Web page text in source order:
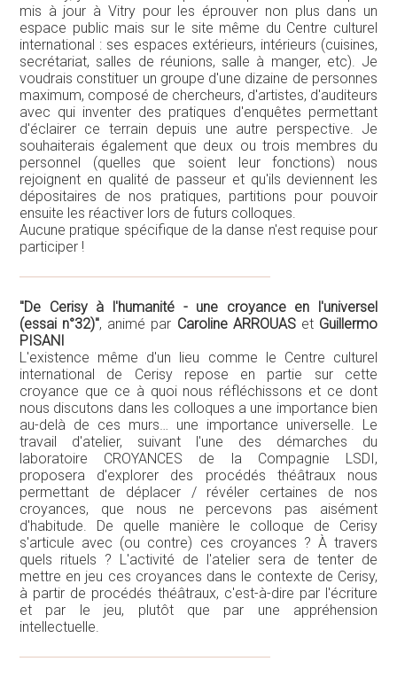
mis à jour à Vitry pour les éprouver non plus dans un
espace public mais sur le site même du Centre culturel
international : ses espaces extérieurs, intérieurs (cuisines,
secrétariat, salles de réunions, salle à manger, etc). Je
voudrais constituer un groupe d'une dizaine de personnes
maximum, composé de chercheurs, d'artistes, d'auditeurs
avec qui inventer des pratiques d'enquêtes permettant
d'éclairer ce terrain depuis une autre perspective. Je
souhaiterais également que deux ou trois membres du
personnel (quelles que soient leur fonctions) nous
rejoignent en qualité de passeur et qu'ils deviennent les
dépositaires de nos pratiques, partitions pour pouvoir
ensuite les réactiver lors de futurs colloques.
Aucune pratique spécifique de la danse n'est requise pour
participer !
"De Cerisy à l'humanité - une croyance en l'universel
(essai n°32)", animé par Caroline ARROUASet Guillermo
PISANI
L'existence même d'un lieu comme le Centre culturel
international de Cerisy repose en partie sur cette
croyance que ce à quoi nous réfléchissons et ce dont
nous discutons dans les colloques a une importance bien
au-delà de ces murs… une importance universelle. Le
travail d'atelier, suivant l'une des démarches du
laboratoire CROYANCES de la Compagnie LSDI,
proposera d'explorer des procédés théâtraux nous
permettant de déplacer / révéler certaines de nos
croyances, que nous ne percevons pas aisément
d'habitude. De quelle manière le colloque de Cerisy
s'articule avec (ou contre) ces croyances ? À travers
quels rituels ? L'activité de l'atelier sera de tenter de
mettre en jeu ces croyances dans le contexte de Cerisy,
à partir de procédés théâtraux, c'est-à-dire par l'écriture
et par le jeu, plutôt que par une appréhension
intellectuelle.